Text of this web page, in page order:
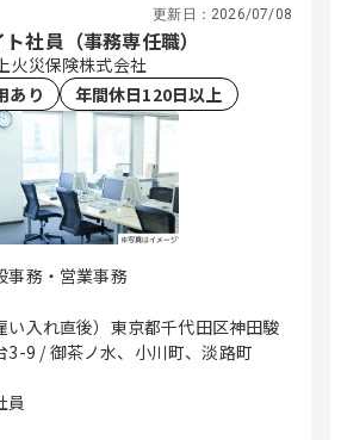
川県横浜市西区みなとみらい4-4-5
浜アイマークプレイス4階） 神奈川
老名市めぐみ町2番2号 （ViNA
OFFICE 14階） 神奈川県藤沢
堂神台2-2-1 （アイクロス湘南9
新潟県新潟市中央区上所中1-7-23
県金沢市鞍月4丁目125 山梨県甲府
石田3-6-38 長野県松本市渚二丁目4
号（2F） 岐阜県岐阜市市橋3丁目4
静岡県静岡市駿河区稲川二丁目1-
中区栄3-18-1 （ナディアパークビ
区栄3-18-1 （ナディアパークビジ
センタービル16F） 愛知県豊橋市曙
地5 （第一生命・三井住友海上岡崎
更新日： 2026/07/08
社員（事務専任職）
火災保険株式会社
あり
年間休日120日以上
事務・営業事務
い入れ直後）東京都千代田区神田駿
3-9 / 御茶ノ水、小川町、淡路町
員